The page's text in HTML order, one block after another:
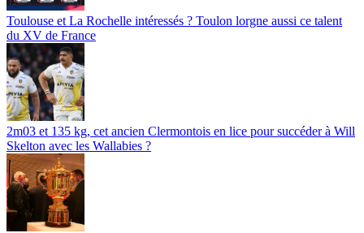
Toulouse et La Rochelle intéressés ? Toulon lorgne aussi ce talent
du XV de France
2m03 et 135 kg, cet ancien Clermontois en lice pour succéder à Will
Skelton avec les Wallabies ?